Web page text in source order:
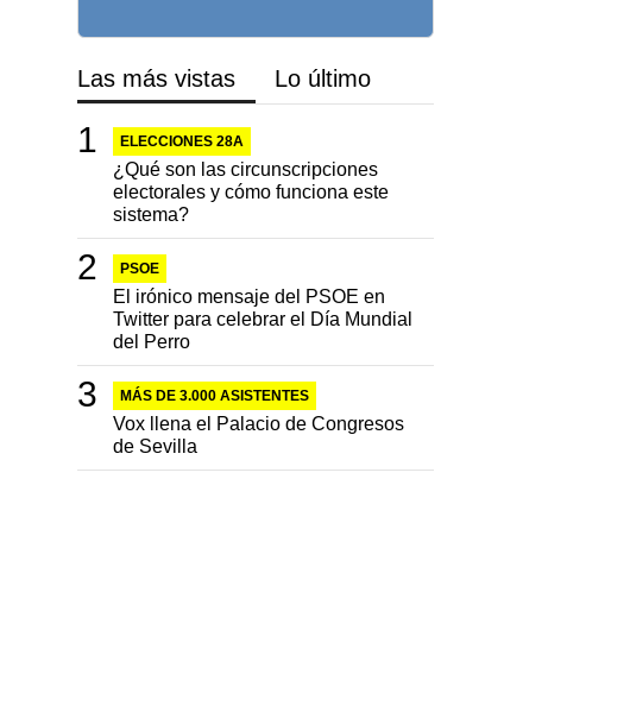
Las más vistas Lo último
ELECCIONES 28A
¿Qué son las circunscripciones
electorales y cómo funciona este
sistema?
PSOE
El irónico mensaje del PSOE en
Twitter para celebrar el Día Mundial
del Perro
MÁS DE 3.000 ASISTENTES
Vox llena el Palacio de Congresos
de Sevilla